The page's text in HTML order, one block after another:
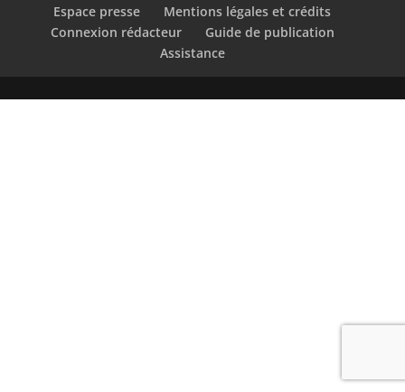
Espace presse
Mentions légales et crédits
Connexion rédacteur
Guide de publication
Assistance